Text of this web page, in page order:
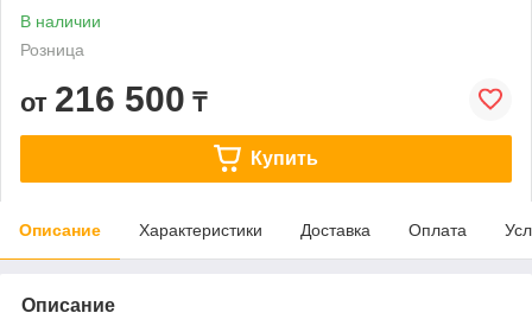
В наличии
Розница
от 216 500 ₸
Купить
Описание Характеристики Доставка Оплата
Описание